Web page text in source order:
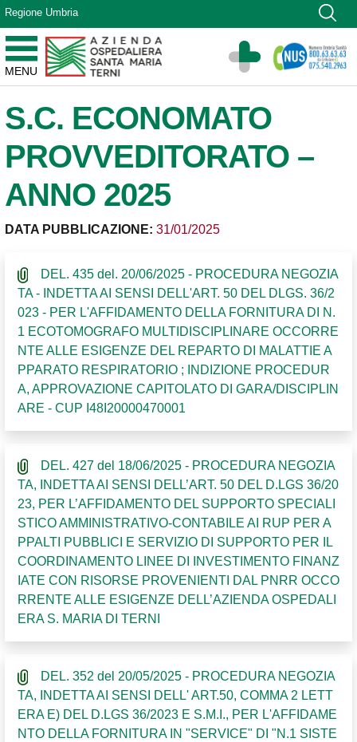
Vai ai contenuti
Vai al menu di navigazione
Vai al footer
Regione Umbria
MENU
Azienda Ospedaliera Santa Maria di Terni
Sito Istituzionale
S.C. ECONOMATO
PROVVEDITORATO –
ANNO 2025
DATA PUBBLICAZIONE: 31/01/2025
DEL. 435 del. 20/06/2025 - PROCEDURA NEGOZIA
TA - INDETTA AI SENSI DELL'ART. 50 DEL DLGS. 36/2
023 - PER L'AFFIDAMENTO DELLA FORNITURA DI N.
1 ECOTOMOGRAFO MULTIDISCIPLINARE OCCORRE
NTE ALLE ESIGENZE DEL REPARTO DI MALATTIE A
PPARATO RESPIRATORIO ; INDIZIONE PROCEDUR
A, APPROVAZIONE CAPITOLATO DI GARA/DISCIPLIN
ARE - CUP I48I20000470001
DEL. 427 del 18/06/2025 - PROCEDURA NEGOZIA
TA, INDETTA AI SENSI DELL’ART. 50 DEL D.LGS 36/20
23, PER L’AFFIDAMENTO DEL SUPPORTO SPECIALI
STICO AMMINISTRATIVO-CONTABILE AI RUP PER A
PPALTI PUBBLICI E SERVIZIO DI SUPPORTO PER IL
COORDINAMENTO LINEE DI INVESTIMENTO FINANZ
IATE CON RISORSE PROVENIENTI DAL PNRR OCCO
RRENTE ALLE ESIGENZE DELL’AZIENDA OSPEDALI
ERA S. MARIA DI TERNI
DEL. 352 del 20/05/2025 - PROCEDURA NEGOZIA
TA, INDETTA AI SENSI DELL' ART.50, COMMA 2 LETT
ERA E) DEL D.LGS 36/2023 E S.M.I., PER L'AFFIDAME
NTO DELLA FORNITURA IN "SERVICE" DI "N.1 SISTE